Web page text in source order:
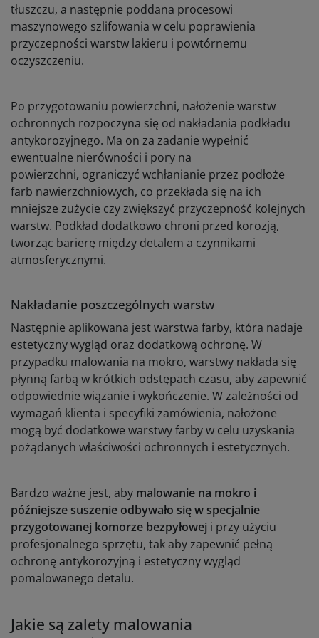
tłuszczu, a następnie poddana procesowi
maszynowego szlifowania w celu poprawienia
przyczepności warstw lakieru i powtórnemu
oczyszczeniu.
Po przygotowaniu powierzchni, nałożenie warstw
ochronnych rozpoczyna się od nakładania podkładu
antykorozyjnego. Ma on za zadanie wypełnić
ewentualne nierówności i pory na
powierzchni, ograniczyć wchłanianie przez podłoże
farb nawierzchniowych, co przekłada się na ich
mniejsze zużycie czy zwiększyć przyczepność kolejnych
warstw. Podkład dodatkowo chroni przed korozją,
tworząc barierę między detalem a czynnikami
atmosferycznymi.
Nakładanie poszczególnych warstw
Następnie aplikowana jest warstwa farby, która nadaje
estetyczny wygląd oraz dodatkową ochronę. W
przypadku malowania na mokro, warstwy nakłada się
płynną farbą w krótkich odstępach czasu, aby zapewnić
odpowiednie wiązanie i wykończenie. W zależności od
wymagań klienta i specyfiki zamówienia, nałożone
mogą być dodatkowe warstwy farby w celu uzyskania
pożądanych właściwości ochronnych i estetycznych.
Bardzo ważne jest, aby malowanie na mokro i
późniejsze suszenie odbywało się w specjalnie
przygotowanej komorze bezpyłowej i przy użyciu
profesjonalnego sprzętu, tak aby zapewnić pełną
ochronę antykorozyjną i estetyczny wygląd
pomalowanego detalu.
Jakie są zalety malowania